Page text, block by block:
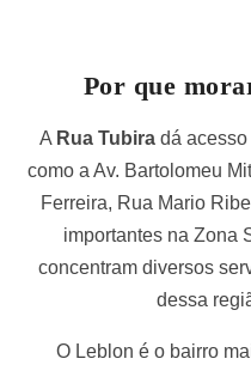
Por que
A Rua Tubira dá
como a Av. Bartolomeu
Ferreira, Rua Mario
importantes na Zona
concentram diversos
dessa
O Leblon é o bairro